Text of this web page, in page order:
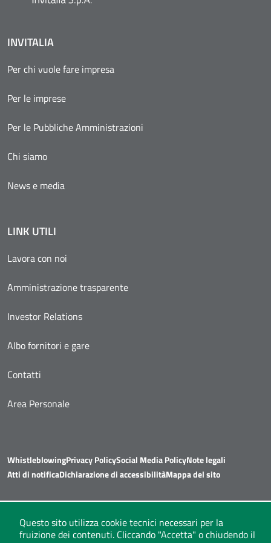
Questo sito utilizza cookie tecnici necessari per la
fruizione dei contenuti. Cliccando "Accetta" o chiudendo il
INVITALIA
Per chi vuole fare impresa
Per le imprese
Per le Pubbliche Amministrazioni
Chi siamo
News e media
LINK UTILI
Lavora con noi
Amministrazione trasparente
Investor Relations
Albo fornitori e gare
Contatti
Area Personale
WhistleblowingPrivacy PolicySocial Media PolicyNote legali
Atti di notificaDichiarazione di accessibilitàMappa del sito